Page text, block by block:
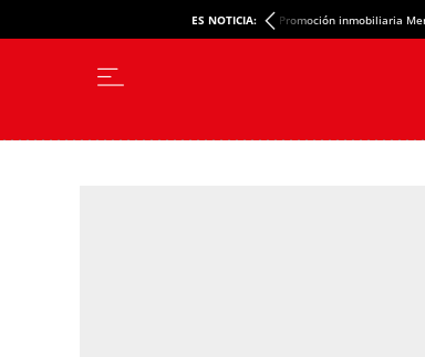
ES NOTICIA: Promoción inmobiliaria